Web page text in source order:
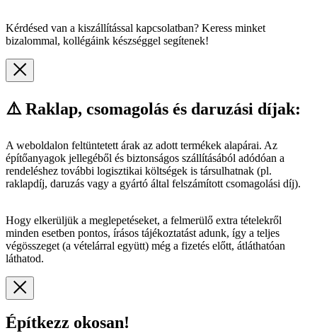
Kérdésed van a kiszállítással kapcsolatban? Keress minket
bizalommal, kollégáink készséggel segítenek!
⚠️ Raklap, csomagolás és daruzási díjak:
A weboldalon feltüntetett árak az adott termékek alapárai. Az
építőanyagok jellegéből és biztonságos szállításából adódóan a
rendeléshez további logisztikai költségek is társulhatnak (pl.
raklapdíj, daruzás vagy a gyártó által felszámított csomagolási díj).
Hogy elkerüljük a meglepetéseket, a felmerülő extra tételekről
minden esetben pontos, írásos tájékoztatást adunk, így a teljes
végösszeget (a vételárral együtt) még a fizetés előtt, átláthatóan
láthatod.
Építkezz okosan!